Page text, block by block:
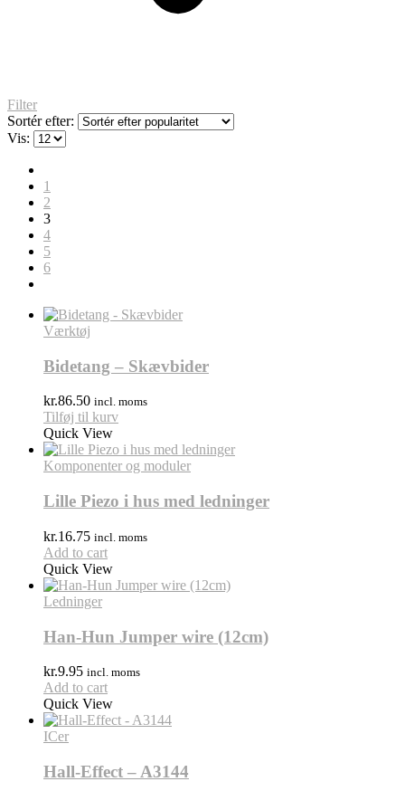
Filter
Sortér efter:
Vis:
1
2
3
4
5
6
Værktøj
Bidetang – Skævbider
kr.86.50 incl. moms
Tilføj til kurv
Quick View
Komponenter og moduler
Lille Piezo i hus med ledninger
kr.16.75 incl. moms
Add to cart
Quick View
Ledninger
Han-Hun Jumper wire (12cm)
kr.9.95 incl. moms
Add to cart
Quick View
ICer
Hall-Effect – A3144